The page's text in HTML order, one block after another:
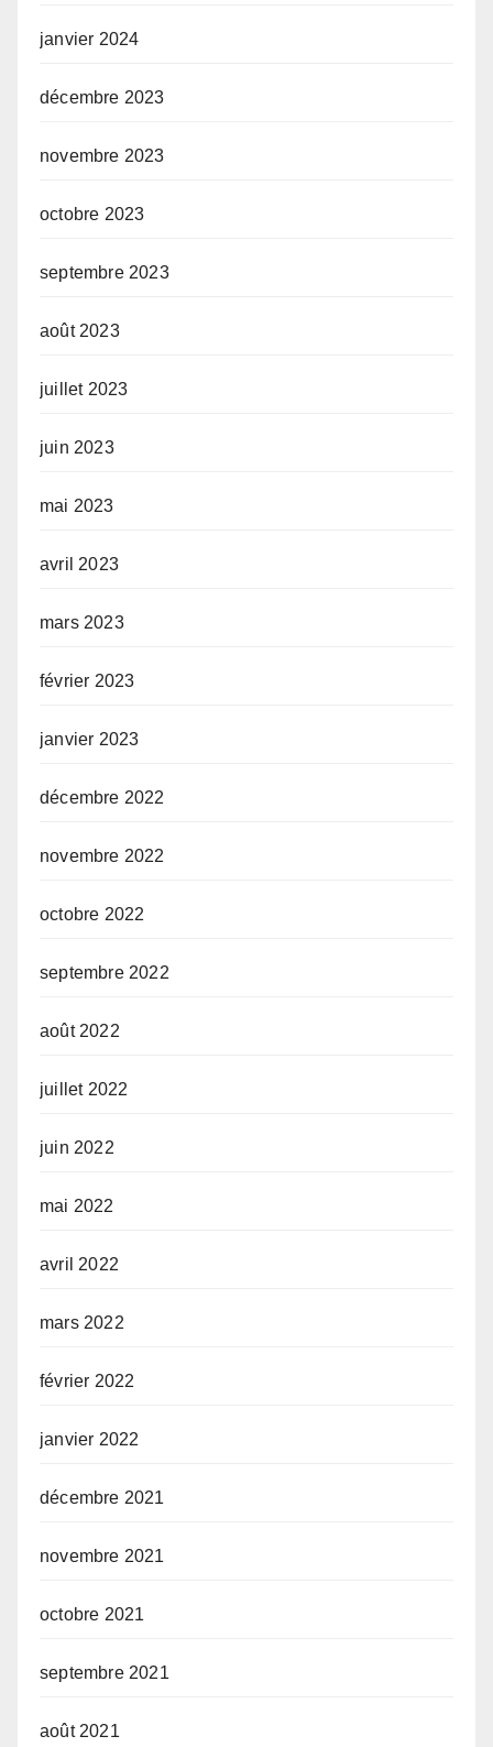
janvier 2024
décembre 2023
novembre 2023
octobre 2023
septembre 2023
août 2023
juillet 2023
juin 2023
mai 2023
avril 2023
mars 2023
février 2023
janvier 2023
décembre 2022
novembre 2022
octobre 2022
septembre 2022
août 2022
juillet 2022
juin 2022
mai 2022
avril 2022
mars 2022
février 2022
janvier 2022
décembre 2021
novembre 2021
octobre 2021
septembre 2021
août 2021